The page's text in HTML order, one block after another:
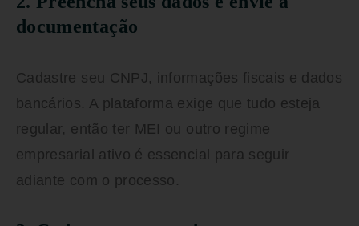
documentação
Cadastre seu CNPJ, informações fiscais e dados
bancários. A plataforma exige que tudo esteja
regular, então ter MEI ou outro regime
empresarial ativo é essencial para seguir
adiante com o processo.